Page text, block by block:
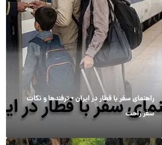
راهنمای سفر با قطار در ایران + ترفندها و نکات
سفر راحت